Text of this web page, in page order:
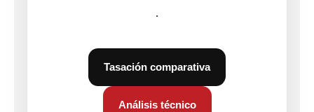
.
Tasación comparativa
Análisis técnico